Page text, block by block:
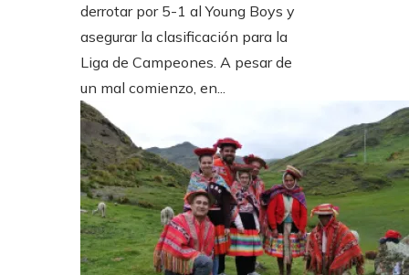
derrotar por 5-1 al Young Boys y
asegurar la clasificación para la
Liga de Campeones. A pesar de
un mal comienzo, en...